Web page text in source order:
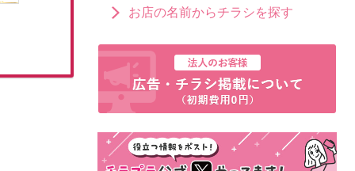
「ラプンツェル」キャラクターグッズ
お店の名前からチラシを探す